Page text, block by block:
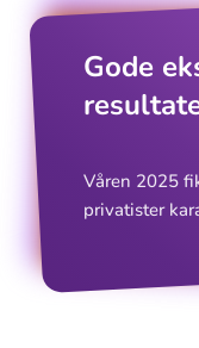
Gode
Våren 2025
privatister